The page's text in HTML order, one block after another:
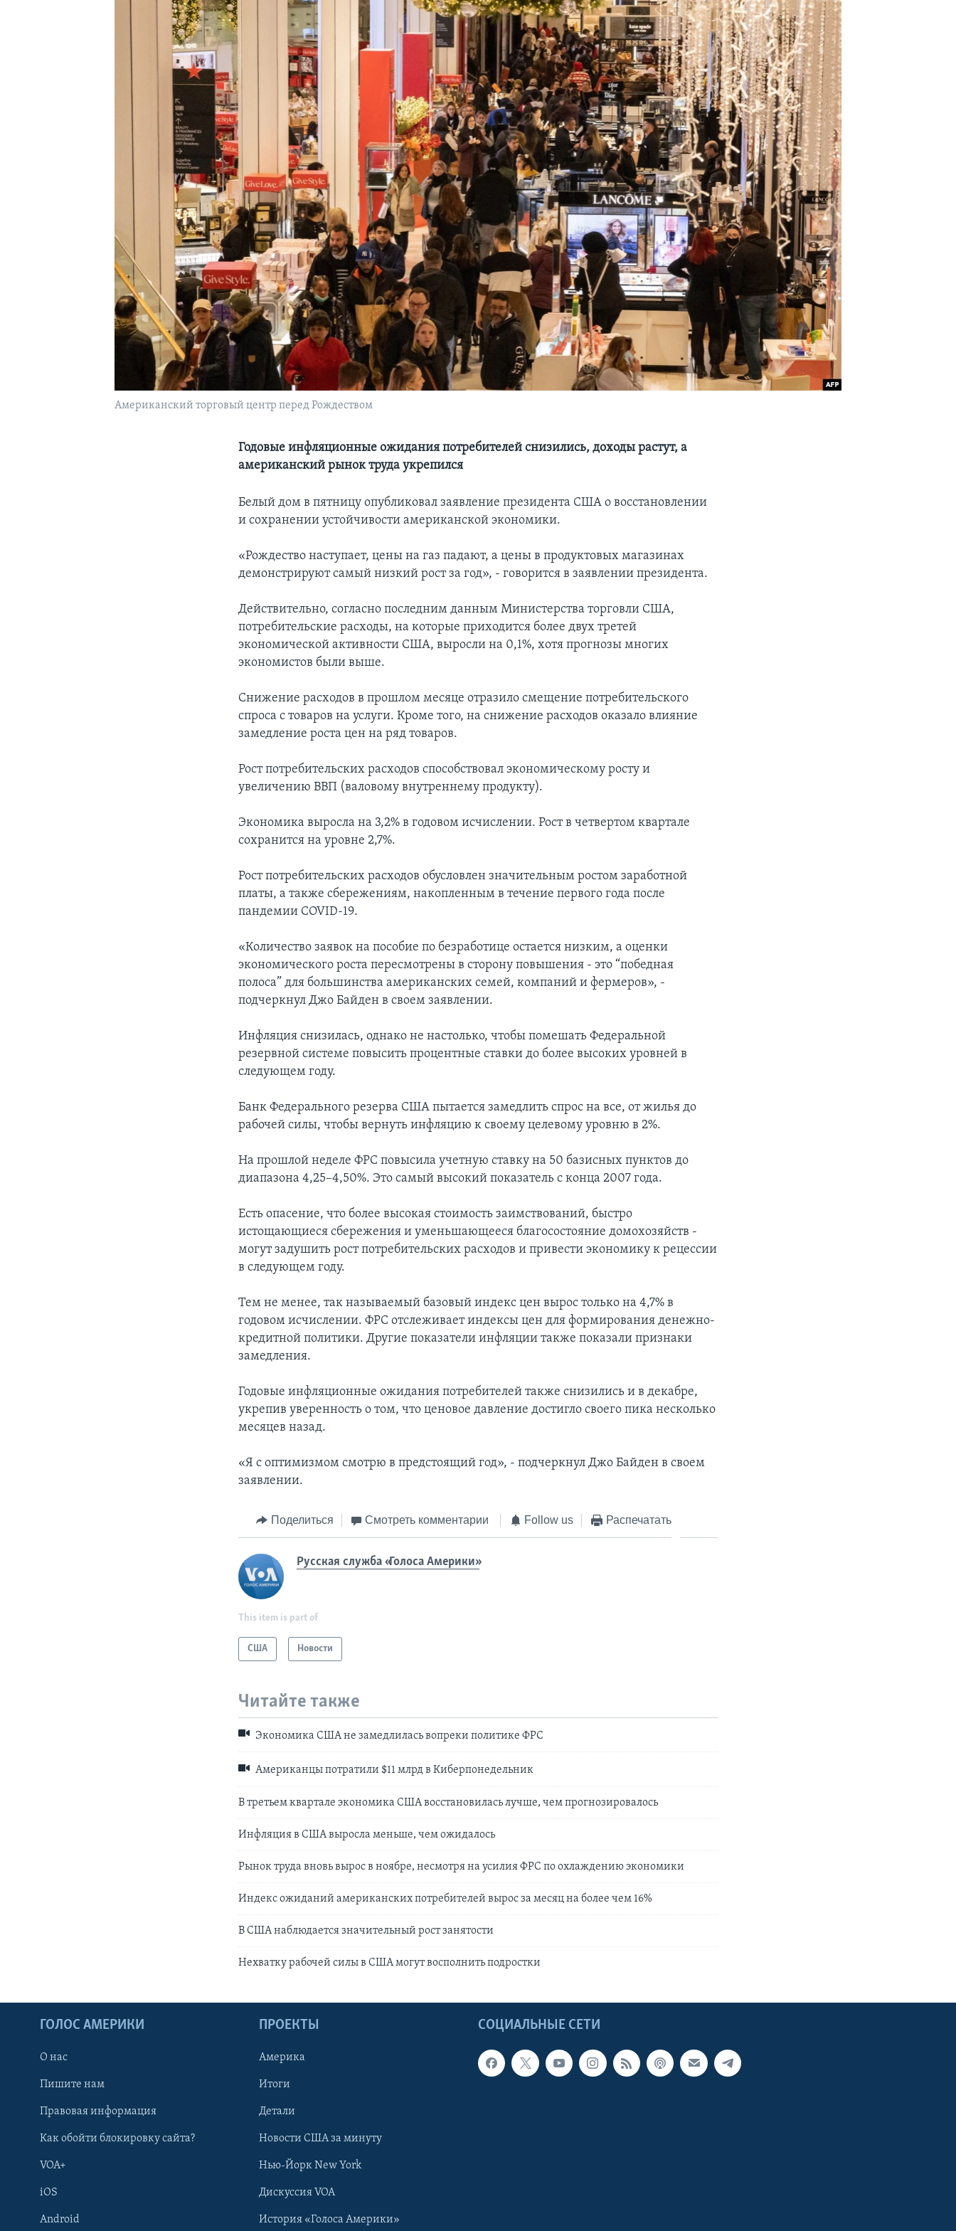
Американский торговый центр перед Рождеством
Годовые инфляционные ожидания потребителей снизились, доходы растут, а
американский рынок труда укрепился
Белый дом в пятницу опубликовал заявление президента США о восстановлении
и сохранении устойчивости американской экономики.
«Рождество наступает, цены на газ падают, а цены в продуктовых магазинах
демонстрируют самый низкий рост за год», - говорится в заявлении президента.
Действительно, согласно последним данным Министерства торговли США,
потребительские расходы, на которые приходится более двух третей
экономической активности США, выросли на 0,1%, хотя прогнозы многих
экономистов были выше.
Снижение расходов в прошлом месяце отразило смещение потребительского
спроса с товаров на услуги. Кроме того, на снижение расходов оказало влияние
замедление роста цен на ряд товаров.
Рост потребительских расходов способствовал экономическому росту и
увеличению ВВП (валовому внутреннему продукту).
Экономика выросла на 3,2% в годовом исчислении. Рост в четвертом квартале
сохранится на уровне 2,7%.
Рост потребительских расходов обусловлен значительным ростом заработной
платы, а также сбережениям, накопленным в течение первого года после
пандемии COVID-19.
«Количество заявок на пособие по безработице остается низким, а оценки
экономического роста пересмотрены в сторону повышения - это “победная
полоса” для большинства американских семей, компаний и фермеров», -
подчеркнул Джо Байден в своем заявлении.
Инфляция снизилась, однако не настолько, чтобы помешать Федеральной
резервной системе повысить процентные ставки до более высоких уровней в
следующем году.
Банк Федерального резерва США пытается замедлить спрос на все, от жилья до
рабочей силы, чтобы вернуть инфляцию к своему целевому уровню в 2%.
На прошлой неделе ФРС повысила учетную ставку на 50 базисных пунктов до
диапазона 4,25–4,50%. Это самый высокий показатель с конца 2007 года.
Есть опасение, что более высокая стоимость заимствований, быстро
истощающиеся сбережения и уменьшающееся благосостояние домохозяйств -
могут задушить рост потребительских расходов и привести экономику к рецессии
в следующем году.
Тем не менее, так называемый базовый индекс цен вырос только на 4,7% в
годовом исчислении. ФРС отслеживает индексы цен для формирования денежно-
кредитной политики. Другие показатели инфляции также показали признаки
замедления.
Годовые инфляционные ожидания потребителей также снизились и в декабре,
укрепив уверенность о том, что ценовое давление достигло своего пика несколько
месяцев назад.
«Я с оптимизмом смотрю в предстоящий год», - подчеркнул Джо Байден в своем
заявлении.
Поделиться Смотреть комментарии Follow us Распечатать
Русская служба «Голоса Америки»
This item is part of
США Новости
Читайте также
Экономика США не замедлилась вопреки политике ФРС
Американцы потратили $11 млрд в Киберпонедельник
В третьем квартале экономика США восстановилась лучше, чем прогнозировалось
Инфляция в США выросла меньше, чем ожидалось
Рынок труда вновь вырос в ноябре, несмотря на усилия ФРС по охлаждению экономики
Индекс ожиданий американских потребителей вырос за месяц на более чем 16%
В США наблюдается значительный рост занятости
Нехватку рабочей силы в США могут восполнить подростки
СОЦИАЛЬНЫЕ СЕТИ
ГОЛОС АМЕРИКИ
О нас
Пишите нам
Правовая информация
Как обойти блокировку сайта?
VOA+
iOS
Android
ПРОЕКТЫ
Америка
Итоги
Детали
Новости США за минуту
Нью-Йорк New York
Дискуссия VOA
История «Голоса Америки»